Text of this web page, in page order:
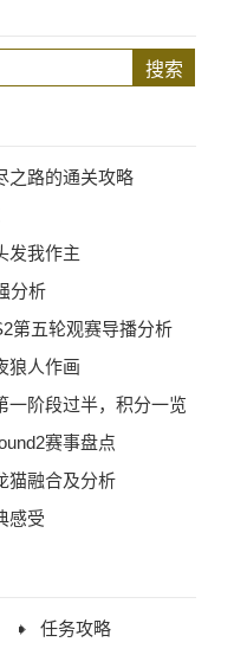
搜索
之路的通关攻略
发我作主
分析
第五轮观赛导播分析
狼人作画
一阶段过半，积分一览
赛事盘点
猫融合及分析
感受
任务攻略